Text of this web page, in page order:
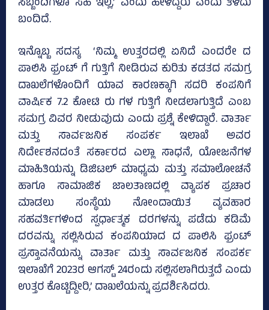
ಬಂದಿದೆ.
ಇನ್ನೊಬ್ಬ ಸದಸ್ಯ ‘ನಿಮ್ಮ ಉತ್ತರದಲ್ಲಿ ಏನಿದೆ ಎಂದರೇ ದ
ಪಾಲಿಸಿ ಫ್ರಂಟ್‌ ಗೆ ಗುತ್ತಿಗೆ ನೀಡಿರುವ ಕುರಿತು ಕಡತದ ಸಮಗ್ರ
ದಾಖಲೆಗಳೊಂದಿಗೆ ಯಾವ ಕಾರಣಕ್ಕಾಗಿ ಸದರಿ ಕಂಪನಿಗೆ
ವಾರ್ಷಿಕ 7.2 ಕೋಟಿ ರು ಗಳ ಗುತ್ತಿಗೆ ನೀಡಲಾಗುತ್ತಿದೆ ಎಂಬ
ಸಮಗ್ರ ವಿವರ ನೀಡುವುದು ಎಂದು ಪ್ರಶ್ನೆ ಕೇಳಿದ್ದಾರೆ. ವಾರ್ತಾ
ಮತ್ತು ಸಾರ್ವಜನಿಕ ಸಂಪರ್ಕ ಇಲಾಖೆ ಅವರ
ನಿರ್ದೇಶನದಂತೆ ಸರ್ಕಾರದ ಎಲ್ಲಾ ಸಾಧನೆ, ಯೋಜನೆಗಳ
ಮಾಹಿತಿಯನ್ನು ಡಿಜಿಟಲ್ ಮಾಧ್ಯಮ ಮತ್ತು ಸಮಾಲೋಚನೆ
ಹಾಗೂ ಸಾಮಾಜಿಕ ಜಾಲತಾಣದಲ್ಲಿ ವ್ಯಾಪಕ ಪ್ರಚಾರ
ಮಾಡಲು ಸಂಸ್ಥೆಯ ನೋಂದಾಯಿತ ವ್ಯವಹಾರ
ಸಹವರ್ತಿಗಳಿಂದ ಸ್ಪರ್ಧಾತ್ಮಕ ದರಗಳನ್ನು ಪಡೆದು ಕಡಿಮೆ
ದರವನ್ನು ಸಲ್ಲಿಸಿರುವ ಕಂಪನಿಯಾದ ದ ಪಾಲಿಸಿ ಫ್ರಂಟ್‌
ಪ್ರಸ್ತಾವನೆಯನ್ನು ವಾರ್ತಾ ಮತ್ತು ಸಾರ್ವಜನಿಕ ಸಂಪರ್ಕ
ಇಲಾಖೆಗೆ 2023ರ ಆಗಸ್ಟ್‌ 24ರಂದು ಸಲ್ಲಿಸಲಾಗಿರುತ್ತದೆ ಎಂದು
ಉತ್ತರ ಕೊಟ್ಟಿದ್ದೀರಿ,’ ದಾಖಲೆಯನ್ನು ಪ್ರದರ್ಶಿಸಿದರು.